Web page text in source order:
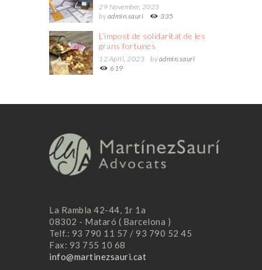
29 November, 2023
byadmin.sauri 335
L’impost de solidaritat de les
grans fortunes
12 April, 2023 byadmin.sauri
619
La Rambla 42-44, 1r 1a
08302 - Mataró ( Barcelona )
Telf.: 93 790 11 57 / 93 790 52 45
Fax: 93 755 10 68
info@martinezsauri.cat